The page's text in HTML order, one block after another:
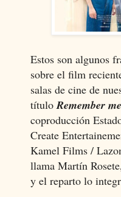
Estos son algunos
sobre el film
salas de cine de
títuloRemember me
coproducción
Create
Kamel Films /
llama Martín
y el reparto lo